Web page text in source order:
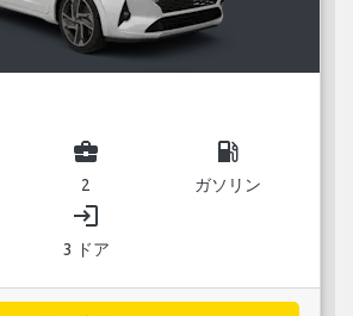
business_center
2
local_gas_station
ガソリン
login
3 ドア